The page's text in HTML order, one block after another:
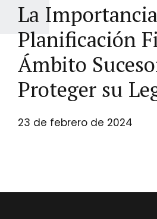
La
Planificación
Ámbito
Proteger su
23 de febrero de 2024